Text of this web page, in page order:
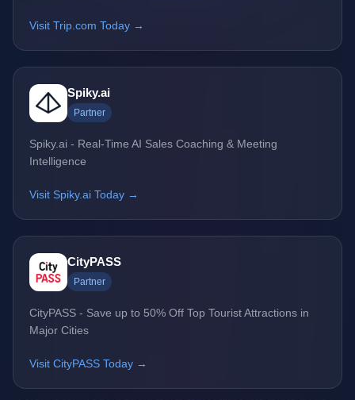
Visit Trip.com Today →
Spiky.ai
Partner
Spiky.ai - Real-Time AI Sales Coaching & Meeting
Intelligence
Visit Spiky.ai Today →
CityPASS
Partner
CityPASS - Save up to 50% Off Top Tourist Attractions in
Major Cities
Visit CityPASS Today →